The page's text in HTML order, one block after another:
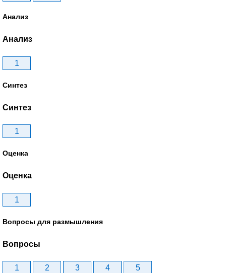
Анализ
Анализ
1
Синтез
Синтез
1
Оценка
Оценка
1
Вопросы для размышления
Вопросы
1 2 3 4 5